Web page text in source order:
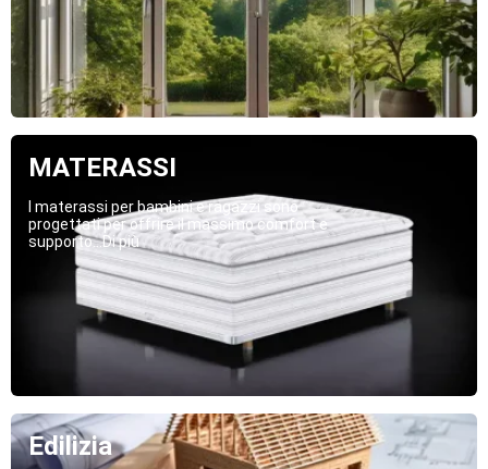
MATERASSI
I materassi per bambini e ragazzi sono
progettati per offrire il massimo comfort e
supporto...Di più
Edilizia